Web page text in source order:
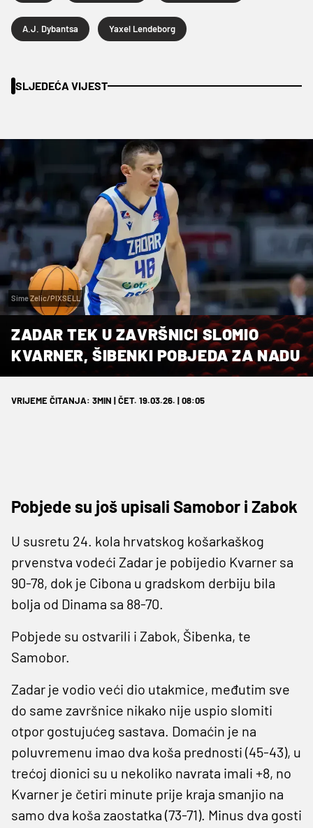
A.J. Dybantsa Yaxel Lendeborg
SLJEDEĆA VIJEST
Sime Zelic/PIXSELL
ZADAR TEK U ZAVRŠNICI SLOMIO
KVARNER, ŠIBENKI POBJEDA ZA NADU
VRIJEME ČITANJA: 3MIN | ČET. 19.03.26. | 08:05
Pobjede su još upisali Samobor i Zabok
U susretu 24. kola hrvatskog košarkaškog
prvenstva vodeći Zadar je pobijedio Kvarner sa
90-78, dok je Cibona u gradskom derbiju bila
bolja od Dinama sa 88-70.
Pobjede su ostvarili i Zabok, Šibenka, te
Samobor.
Zadar je vodio veći dio utakmice, međutim sve
do same završnice nikako nije uspio slomiti
otpor gostujućeg sastava. Domaćin je na
poluvremenu imao dva koša prednosti (45-43), u
trećoj dionici su u nekoliko navrata imali +8, no
Kvarner je četiri minute prije kraja smanjio na
samo dva koša zaostatka (73-71). Minus dva gosti